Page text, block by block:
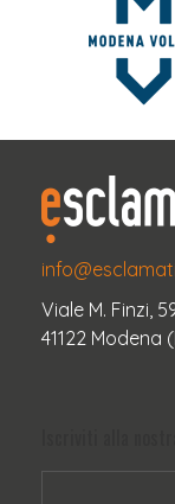
Viale M. Finzi,
41122 Modena